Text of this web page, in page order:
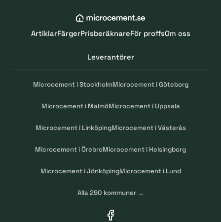
ArtiklarFärgerPrisberäknareFör proffsOm oss
Leverantörer
Microcement i StockholmMicrocement i Göteborg
Microcement i MalmöMicrocement i Uppsala
Microcement i LinköpingMicrocement i Västerås
Microcement i ÖrebroMicrocement i Helsingborg
Microcement i JönköpingMicrocement i Lund
Alla 290 kommuner →